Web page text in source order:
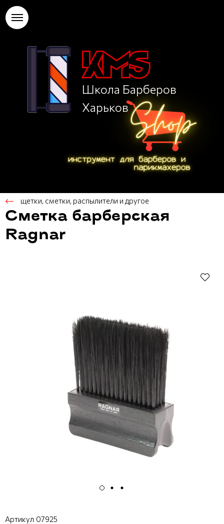
Школа Барберов
Харьков
щетки, сметки, распылители и другое
Сметка барберская
Ragnar
Артикул 07925